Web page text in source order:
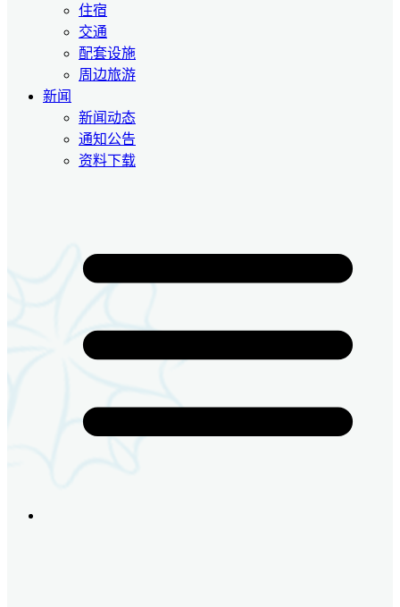
住宿
交通
配套设施
周边旅游
新闻
新闻动态
通知公告
资料下载